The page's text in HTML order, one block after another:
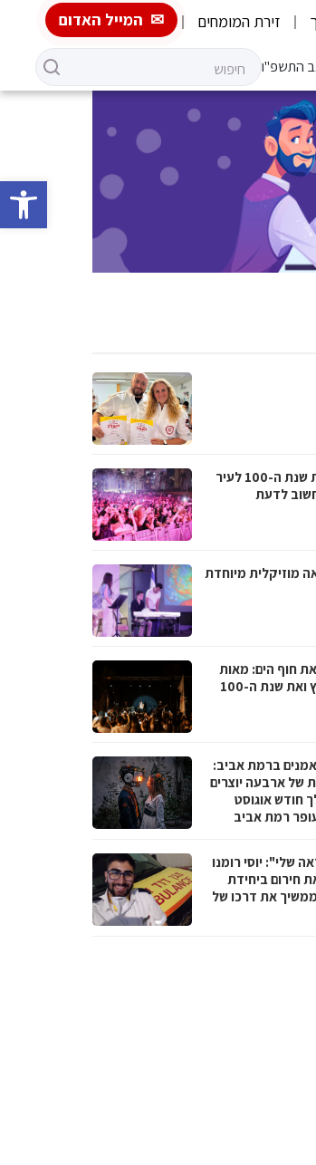
פתח
זירת המומחים המייל האדום
התשפ"ו
לקראת פתיחת חגיגות שנת ה-100 לעיר
לדעת
מוזיקלית מיוחדת
חוף הים: מאות
בני נוער חגגו את הקיץ ואת שנת ה-100
ברמת אביב:
של ארבעה יוצרים
חודש אוגוסט
רמת אביב
שלי": יוסי רומנו
חירום ביחידת
את דרכו של